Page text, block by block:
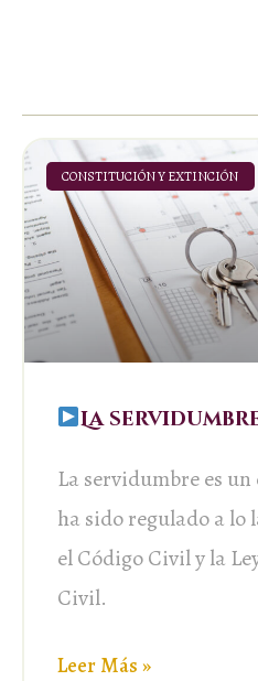
CONSTITUCIÓN Y EXTINCIÓN
La
La servidumbre es
ha sido regulado a lo
el Código Civil y la
Civil.
Leer Más »